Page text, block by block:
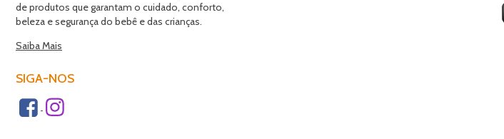
de produtos que garantam o cuidado, conforto,
beleza e segurança do bebê e das crianças.
Saiba Mais
SIGA-NOS